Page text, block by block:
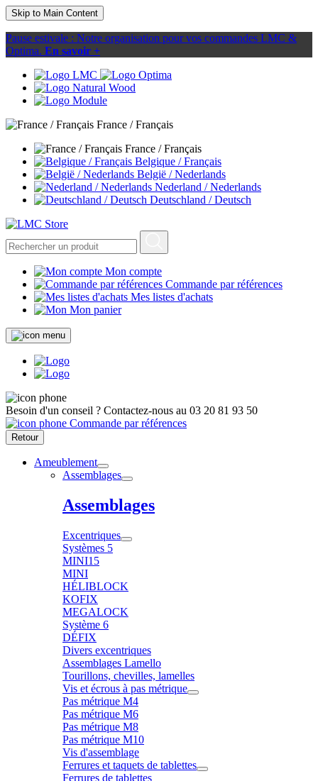
Skip to Main Content
Pause estivale : Notre organisation pour vos commandes LMC &
Optima. En savoir +
France / Français
France / Français
Belgique / Français
België / Nederlands
Nederland / Nederlands
Deutschland / Deutsch
Mon compte
Commande par références
Mes listes d'achats
Mon panier
Besoin d'un conseil ? Contactez-nous au 03 20 81 93 50
Commande par références
Retour
Ameublement
Assemblages
Assemblages
Excentriques
Systèmes 5
MINI15
MINI
HÉLIBLOCK
KOFIX
MEGALOCK
Système 6
DÉFIX
Divers excentriques
Assemblages Lamello
Tourillons, chevilles, lamelles
Vis et écrous à pas métrique
Pas métrique M4
Pas métrique M6
Pas métrique M8
Pas métrique M10
Vis d'assemblage
Ferrures et taquets de tablettes
Ferrures de tablettes